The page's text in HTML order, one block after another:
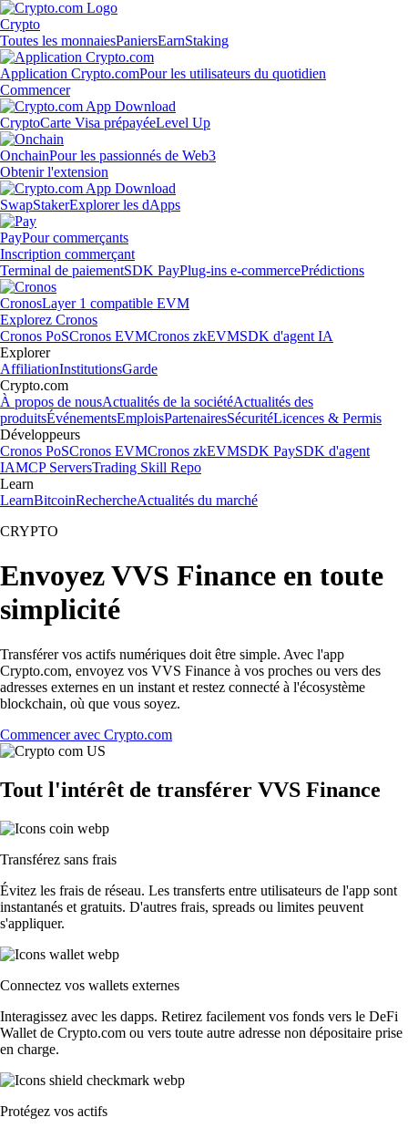
Crypto
Toutes les monnaiesPaniersEarnStaking
Application Crypto.comPour les utilisateurs du quotidien
Commencer
CryptoCarte Visa prépayéeLevel Up
OnchainPour les passionnés de Web3
Obtenir l'extension
SwapStakerExplorer les dApps
PayPour commerçants
Inscription commerçant
Terminal de paiementSDK PayPlug-ins e-commercePrédictions
CronosLayer 1 compatible EVM
Explorez Cronos
Cronos PoSCronos EVMCronos zkEVMSDK d'agent IA
Explorer
AffiliationInstitutionsGarde
Crypto.com
À propos de nousActualités de la sociétéActualités des
produitsÉvénementsEmploisPartenairesSécuritéLicences & Permis
Développeurs
Cronos PoSCronos EVMCronos zkEVMSDK PaySDK d'agent
IAMCP ServersTrading Skill Repo
Learn
LearnBitcoinRechercheActualités du marché
CRYPTO
Envoyez VVS Finance en toute
simplicité
Transférer vos actifs numériques doit être simple. Avec l'app
Crypto.com, envoyez vos VVS Finance à vos proches ou vers des
adresses externes en un instant et restez connecté à l'écosystème
blockchain, où que vous soyez.
Commencer avec Crypto.com
Tout l'intérêt de transférer VVS Finance
Transférez sans frais
Évitez les frais de réseau. Les transferts entre utilisateurs de l'app sont
instantanés et gratuits. D'autres frais, spreads ou limites peuvent
s'appliquer.
Connectez vos wallets externes
Interagissez avec les dapps. Retirez facilement vos fonds vers le DeFi
Wallet de Crypto.com ou vers toute autre adresse non dépositaire prise
en charge.
Protégez vos actifs